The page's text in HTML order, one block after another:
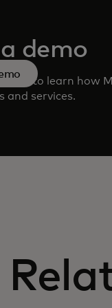
demo
to learn how
and services.